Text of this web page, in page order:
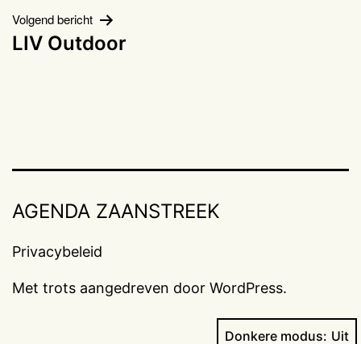
Volgend bericht
LIV Outdoor
AGENDA ZAANSTREEK
Privacybeleid
Met trots aangedreven door WordPress.
Donkere modus: